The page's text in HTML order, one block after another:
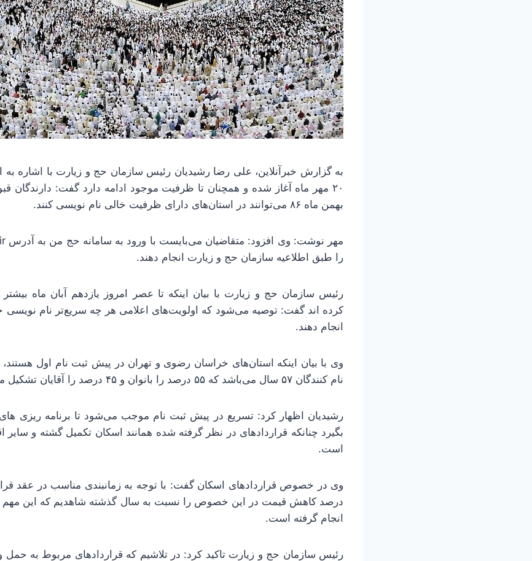
به گزارش خبرآنلاین، علی رضا رشیدیان رئیس سازمان حج و زیارت با اشاره به
۲۰ مهر ماه آغاز شده و همچنان تا ظرفیت موجود ادامه دارد گفت: دارندگان
بهمن ماه ۸۶ می‌توانند در استان‌های دارای ظرفیت خالی نام نویسی کنند.
را طبق اطلاعیه سازمان حج و زیارت انجام دهند.
کرده اند گفت: توصیه می‌شود که اولویت‌های اعلامی هر چه سریع‌تر نام
انجام دهند.
وی با بیان اینکه استان‌های خراسان رضوی و تهران در پیش ثبت نام اول
نام کنندگان ۵۷ سال می‌باشد که ۵۵ درصد را بانوان و ۴۵ درصد را آقایان تشکیل می‌دهند.
رشیدیان اظهار کرد: تسریع در پیش ثبت نام موجب می‌شود تا برنامه ریزی
بگیرد چنانکه قراردادهای در نظر گرفته شده همانند اسکان تکمیل گشته و سایر
است.
درصد کاهش قیمت در این خصوص را نسبت به سال گذشته شاهدیم که این مهم
انجام گرفته است.
رئیس سازمان حج و زیارت تاکید کرد: در تلاشیم که قراردادهای مربوط به حمل